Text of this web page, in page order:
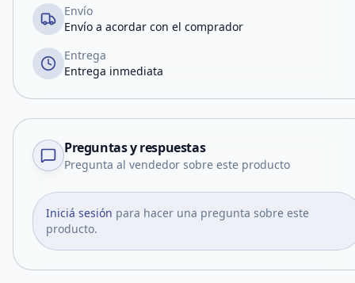
Envío
Envío a acordar con el comprador
Entrega
Entrega inmediata
Preguntas y respuestas
Pregunta al vendedor sobre este producto
Iniciá sesión para hacer una pregunta sobre este
producto.